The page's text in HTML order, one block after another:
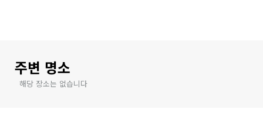
주변 명소
해당 장소는 없습니다